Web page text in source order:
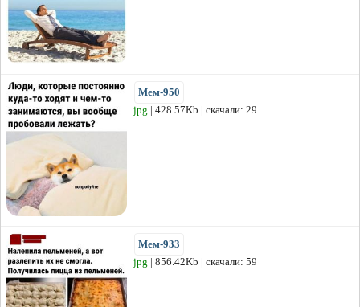
Мем-950
jpg | 428.57Kb | скачали: 29
Мем-933
jpg | 856.42Kb | скачали: 59